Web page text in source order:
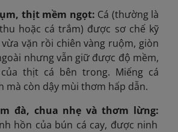
thịt mềm ngọt: Cá (thường là
hoặc cá trắm) được sơ chế kỹ
vặn rồi chiên vàng ruộm, giòn
nhưng vẫn giữ được độ mềm,
thịt cá bên trong. Miếng cá
mà còn dậy mùi thơm hấp dẫn.
đà, chua nhẹ và thơm lừng:
hồn của bún cá cay, được ninh